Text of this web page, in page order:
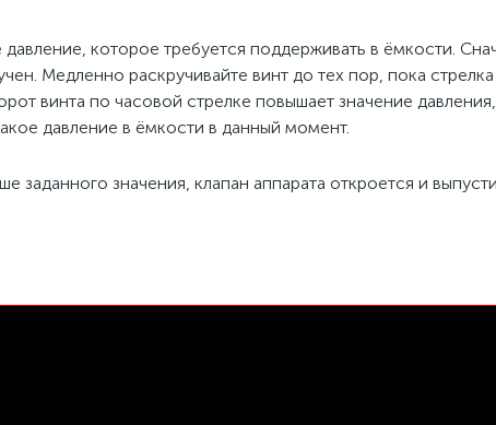
которое требуется поддерживать в ёмкости.
Медленно раскручивайте винт до тех пор, пока
винта по часовой стрелке повышает значение
давление в ёмкости в данный момент.
заданного значения, клапан аппарата откроется и